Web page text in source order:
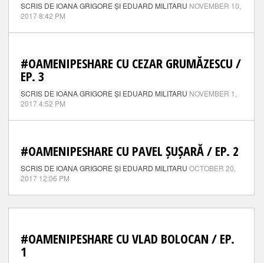
SCRIS DE IOANA GRIGORE ȘI EDUARD MILITARU NOVEMBER 10,
2017 8:42 PM
#OAMENIPESHARE CU CEZAR GRUMĂZESCU /
EP. 3
SCRIS DE IOANA GRIGORE ȘI EDUARD MILITARU NOVEMBER 1,
2017 4:52 PM
#OAMENIPESHARE CU PAVEL ȘUȘARĂ / EP. 2
SCRIS DE IOANA GRIGORE ȘI EDUARD MILITARU OCTOBER 20,
2017 12:06 PM
#OAMENIPESHARE CU VLAD BOLOCAN / EP.
1